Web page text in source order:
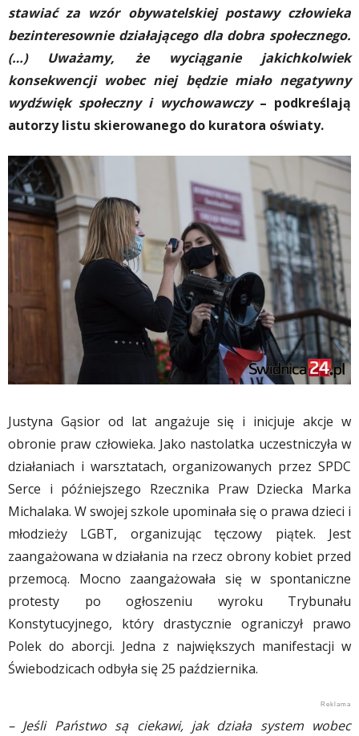
stawiać za wzór obywatelskiej postawy człowieka
bezinteresownie działającego dla dobra społecznego.
(…) Uważamy, że wyciąganie jakichkolwiek
konsekwencji wobec niej będzie miało negatywny
wydźwięk społeczny i wychowawczy– podkreślają
autorzy listu skierowanego do kuratora oświaty.
Justyna Gąsior od lat angażuje się i inicjuje akcje w
obronie praw człowieka. Jako nastolatka uczestniczyła w
działaniach i warsztatach, organizowanych przez SPDC
Serce i późniejszego Rzecznika Praw Dziecka Marka
Michalaka. W swojej szkole upominała się o prawa dzieci i
młodzieży LGBT, organizując tęczowy piątek. Jest
zaangażowana w działania na rzecz obrony kobiet przed
przemocą. Mocno zaangażowała się w spontaniczne
protesty po ogłoszeniu wyroku Trybunału
Konstytucyjnego, który drastycznie ograniczył prawo
Polek do aborcji. Jedna z największych manifestacji w
Świebodzicach odbyła się 25 października.
– Jeśli Państwo są ciekawi, jak działa system wobec